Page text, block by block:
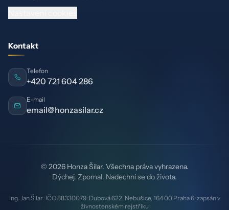
Kontakt
Telefon
+420 721 604 286
E-mail
email@honzasilar.cz
© 2026 Honza Šilar. Všechna práva vyhrazena.
Dýchej. Zpomal. Nadechni se do života.
Ing. Jan Šilar · IČO 88330079 · Dubová 622, Nebušice, 164 00 Praha 6 · zapsán v
živnostenském rejstříku